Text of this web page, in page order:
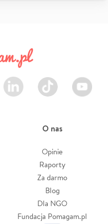
LinkedIn TikTok Youtube
O nas
Opinie
Raporty
Za darmo
Blog
Dla NGO
Fundacja Pomagam.pl